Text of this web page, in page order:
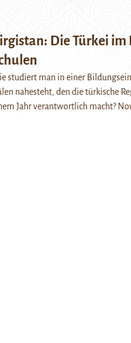
Die Türkei im
studiert man in einer
nahesteht, den die türkische
Jahr verantwortlich macht?